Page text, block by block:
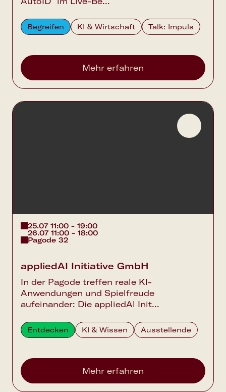
Begreifen KI & Wirtschaft Talk: Impuls
Mehr erfahren
25.07 11:00 - 19:00
26.07 11:00 - 18:00
Pagode 32
appliedAI Initiative GmbH
In der Pagode treffen reale KI-
Anwendungen und Spielfreude
aufeinander: Die appliedAl Init...
Entdecken KI & Wissen Ausstellende
Mehr erfahren